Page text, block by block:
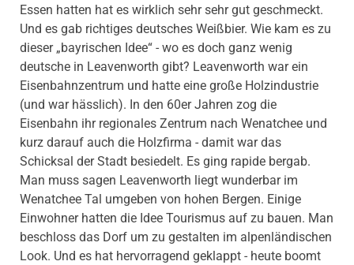
Essen hatten hat es wirklich sehr sehr gut geschmeckt.
Und es gab richtiges deutsches Weißbier. Wie kam es zu
dieser „bayrischen Idee“ - wo es doch ganz wenig
deutsche in Leavenworth gibt? Leavenworth war ein
Eisenbahnzentrum und hatte eine große Holzindustrie
(und war hässlich). In den 60er Jahren zog die
Eisenbahn ihr regionales Zentrum nach Wenatchee und
kurz darauf auch die Holzfirma - damit war das
Schicksal der Stadt besiedelt. Es ging rapide bergab.
Man muss sagen Leavenworth liegt wunderbar im
Wenatchee Tal umgeben von hohen Bergen. Einige
Einwohner hatten die Idee Tourismus auf zu bauen. Man
beschloss das Dorf um zu gestalten im alpenländischen
Look. Und es hat hervorragend geklappt - heute boomt